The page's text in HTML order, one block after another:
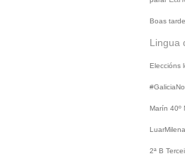
Boas
Lingua
Eleccións
Marín 40º
2ª B